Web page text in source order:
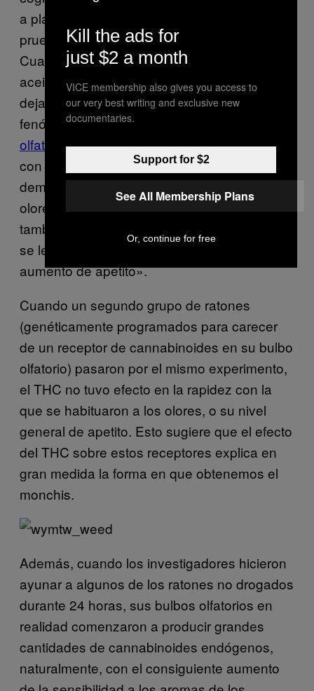
a plátano y aceites de almendra como una
prueba de sensibilidad a la fragancia.
Cuando lo hicieron, los ratones olfatearon los
aceites ampliamente al principio, luego
dejaron de mostrar interés en ellos, un
fenómeno bien conocido llamado
olfativa
. Los ratones que fueron dosificados
con THC, sin embargo, siguieron olfateando,
demostrando una mayor sensibilidad a los
olores. Estos ratones dosificados con THC
también comían mucho más comida cuando
se les daba la oportunidad, mostrando un
aumento de apetito».
Cuando un segundo grupo de ratones
(genéticamente programados para carecer
de un receptor de cannabinoides en su bulbo
olfatorio) pasaron por el mismo experimento,
el THC no tuvo efecto en la rapidez con la
que se habituaron a los olores, o su nivel
general de apetito. Esto sugiere que el efecto
del THC sobre estos receptores explica en
gran medida la forma en que obtenemos el
monchis.
Además, cuando los investigadores hicieron
ayunar a algunos de los ratones no drogados
durante 24 horas, sus bulbos olfatorios en
realidad comenzaron a producir grandes
cantidades de cannabinoides endógenos,
naturalmente, con el consiguiente aumento
Kill the ads for
just $2 a month
VICE membership also gives you access to
our very best writing and exclusive new
documentaries.
Support for $2
See All Membership Plans
Or, continue for free